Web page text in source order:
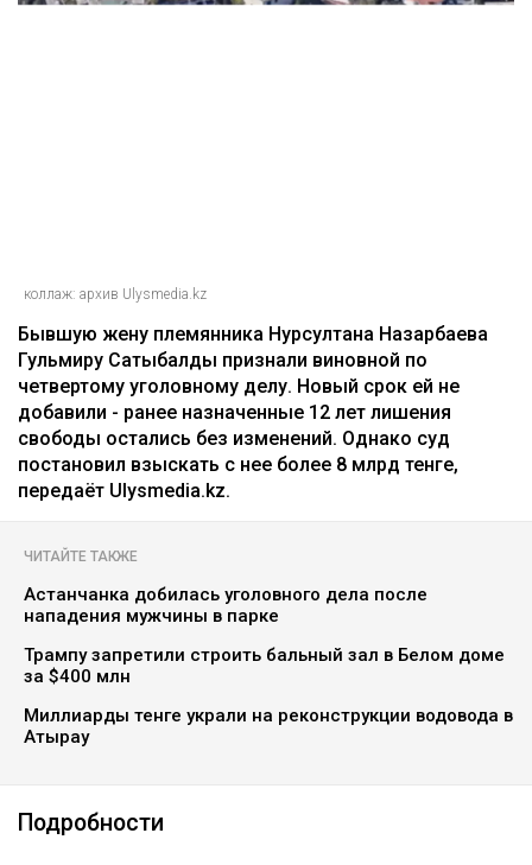
коллаж: архив Ulysmedia.kz
Бывшую жену племянника Нурсултана Назарбаева
Гульмиру Сатыбалды признали виновной по
четвертому уголовному делу. Новый срок ей не
добавили - ранее назначенные 12 лет лишения
свободы остались без изменений. Однако суд
постановил взыскать с нее более 8 млрд тенге,
передаёт Ulysmedia.kz.
ЧИТАЙТЕ ТАКЖЕ
Астанчанка добилась уголовного дела после
нападения мужчины в парке
Трампу запретили строить бальный зал в Белом доме
за $400 млн
Миллиарды тенге украли на реконструкции водовода в
Атырау
Подробности